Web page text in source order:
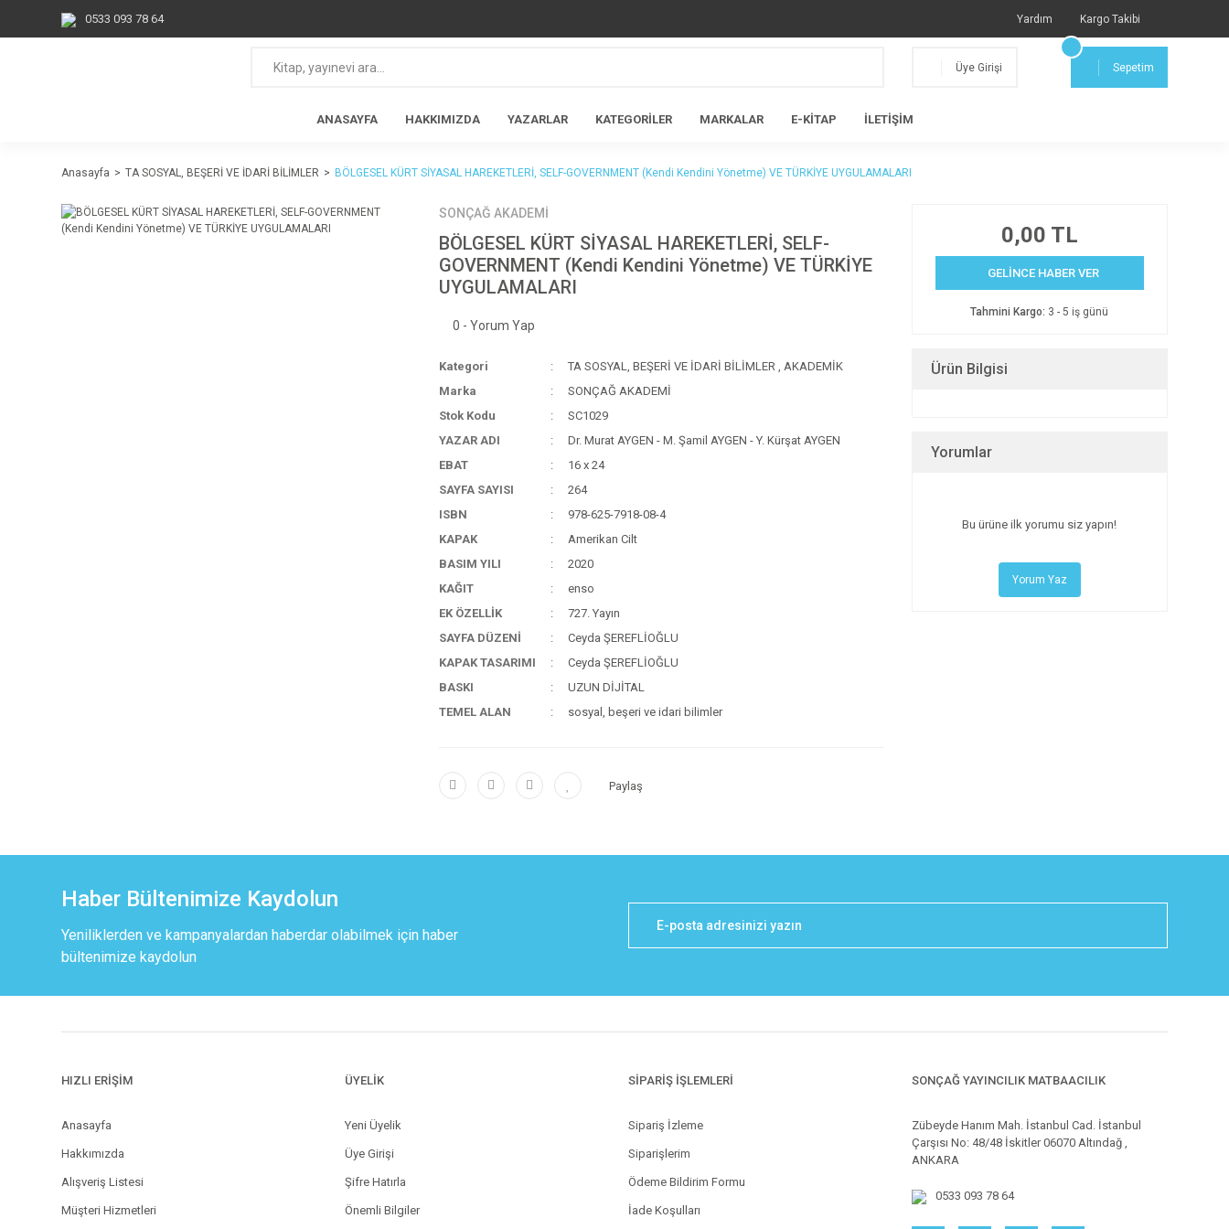
0533 093 78 64 Yardım Kargo Takibi
Üye Girişi Sepetim
ANASAYFA HAKKIMIZDA YAZARLAR KATEGORİLER MARKALAR E-KİTAP İLETİŞİM
Anasayfa TA SOSYAL, BEŞERİ VE İDARİ BİLİMLER BÖLGESEL KÜRT SİYASAL HAREKETLERİ, SELF-GOVERNMENT (Kendi Kendini Yönetme) VE TÜRKİYE UYGULAMALARI
SONÇAĞ AKADEMİ
BÖLGESEL KÜRT SİYASAL HAREKETLERİ, SELF-
GOVERNMENT (Kendi Kendini Yönetme) VE TÜRKİYE
UYGULAMALARI
0 - Yorum Yap
Kategori TA SOSYAL, BEŞERİ VE İDARİ BİLİMLER , AKADEMİK
Marka
SONÇAĞ AKADEMİ
Stok Kodu
SC1029
YAZAR ADI
Dr. Murat AYGEN - M. Şamil AYGEN - Y. Kürşat AYGEN
EBAT
16 x 24
SAYFA SAYISI
264
ISBN
978-625-7918-08-4
KAPAK
Amerikan Cilt
BASIM YILI
2020
KAĞIT
enso
EK ÖZELLİK
727. Yayın
SAYFA DÜZENİ
Ceyda ŞEREFLİOĞLU
KAPAK TASARIMI
Ceyda ŞEREFLİOĞLU
BASKI
UZUN DİJİTAL
TEMEL ALAN
sosyal, beşeri ve idari bilimler
Paylaş
0,00 TL
GELİNCE HABER VER
Tahmini Kargo: 3 - 5 iş günü
Ürün Bilgisi
Yorumlar
Bu ürüne ilk yorumu siz yapın!
Yorum Yaz
Haber Bültenimize Kaydolun
Yeniliklerden ve kampanyalardan haberdar olabilmek için haber
bültenimize kaydolun
HIZLI ERİŞİM
Anasayfa
Hakkımızda
Alışveriş Listesi
Müşteri Hizmetleri
ÜYELİK
Yeni Üyelik
Üye Girişi
Şifre Hatırla
Önemli Bilgiler
SİPARİŞ İŞLEMLERİ
Sipariş İzleme
Siparişlerim
Ödeme Bildirim Formu
İade Koşulları
SONÇAĞ YAYINCILIK MATBAACILIK
Zübeyde Hanım Mah. İstanbul Cad. İstanbul
Çarşısı No: 48/48 İskitler 06070 Altındağ ,
ANKARA
0533 093 78 64